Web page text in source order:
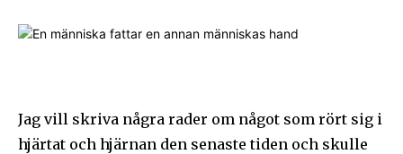
Jag vill skriva några rader om något som rört sig i
hjärtat och hjärnan den senaste tiden och skulle